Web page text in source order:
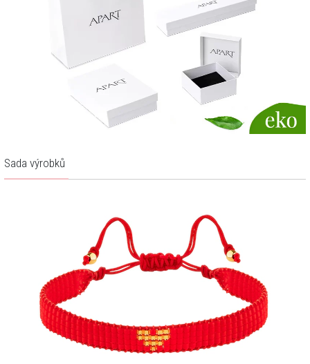
Sada výrobků